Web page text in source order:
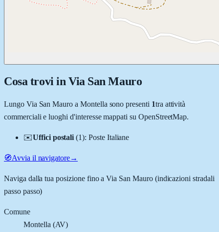
Cosa trovi in Via San Mauro
Lungo Via San Mauro a Montella sono presenti 1tra attività
commerciali e luoghi d'interesse mappati su OpenStreetMap.
✉️Uffici postali (1): Poste Italiane
🧭Avvia il navigatore→
Naviga dalla tua posizione fino aVia San Mauro(indicazioni stradali
passo passo)
Comune
Montella (AV)